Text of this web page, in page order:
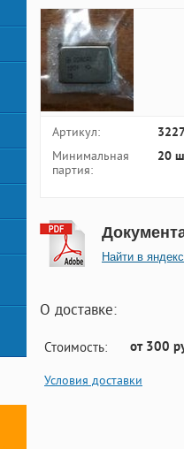
Артикул:
Минимальная
партия:
20
Найти в яндекс
О доставке:
Стоимость: от 300
Условия доставки